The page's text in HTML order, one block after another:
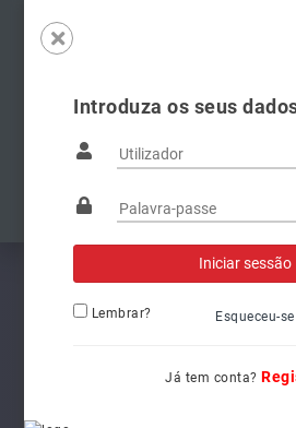
Introduza os seus
Lembrar? Esqueceu-
Já tem conta?
Famílias